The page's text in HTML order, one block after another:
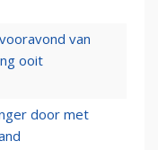
van
ooit
door met